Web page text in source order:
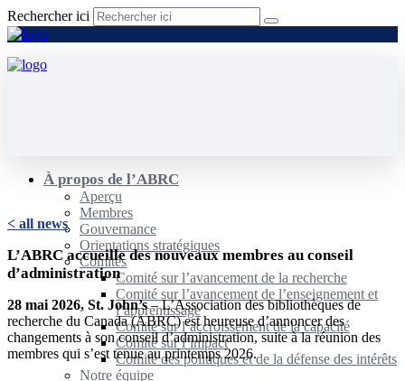
Rechercher ici
À propos de l’ABRC
Aperçu
Membres
Gouvernance
Orientations stratégiques
Comités
Comité sur l’avancement de la recherche
Comité sur l’avancement de l’enseignement et
l’apprentissage
Comité sur l’accroissement de la capacité
Comité sur l’impact
Comité des politiques et de la défense des intérêts
Notre équipe
< all news
L’ABRC accueille des nouveaux membres au conseil
d’administration
28 mai 2026, St. John’s– L’Association des bibliothèques de
recherche du Canada (ABRC) est heureuse d’annoncer des
changements à son conseil d’administration, suite à la réunion des
membres qui s’est tenue au printemps 2026.